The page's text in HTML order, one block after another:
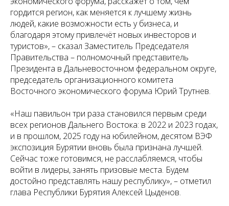
гордится регион, как меняется к лучшему жизнь
людей, какие возможности есть у бизнеса, и
благодаря этому привлечёт новых инвесторов и
туристов», – сказал Заместитель Председателя
Правительства – полномочный представитель
Президента в Дальневосточном федеральном округе,
председатель организационного комитета
Восточного экономического форума Юрий Трутнев.
«Наш павильон три раза становился первым среди
всех регионов Дальнего Востока: в 2022 и 2023 годах,
и в прошлом, 2025 году на юбилейном, десятом ВЭФ
экспозиция Бурятии вновь была признана лучшей.
Сейчас тоже готовимся, не расслабляемся, чтобы
войти в лидеры, занять призовые места. Будем
достойно представлять нашу республику», – отметил
глава Республики Бурятия Алексей Цыденов.